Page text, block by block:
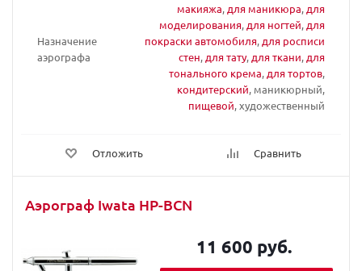
Назначение
аэрографа
макияжа, для маникюра, для
моделирования, для ногтей, для
покраски автомобиля, для росписи
стен, для тату, для ткани, для
тонального крема, для тортов,
кондитерский, маникюрный,
пищевой, художественный
Отложить Сравнить
Аэрограф Iwata HP-BCN
11 600 руб.